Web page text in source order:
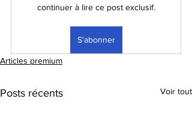
continuer à lire ce post exclusif.
S'abonner
Articles premium
Posts récents Voir tout